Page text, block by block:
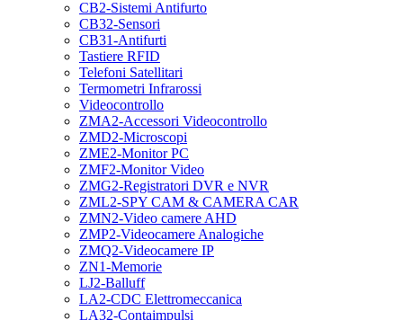
CB2-Sistemi Antifurto
CB32-Sensori
CB31-Antifurti
Tastiere RFID
Telefoni Satellitari
Termometri Infrarossi
Videocontrollo
ZMA2-Accessori Videocontrollo
ZMD2-Microscopi
ZME2-Monitor PC
ZMF2-Monitor Video
ZMG2-Registratori DVR e NVR
ZML2-SPY CAM & CAMERA CAR
ZMN2-Video camere AHD
ZMP2-Videocamere Analogiche
ZMQ2-Videocamere IP
ZN1-Memorie
LJ2-Balluff
LA2-CDC Elettromeccanica
LA32-Contaimpulsi